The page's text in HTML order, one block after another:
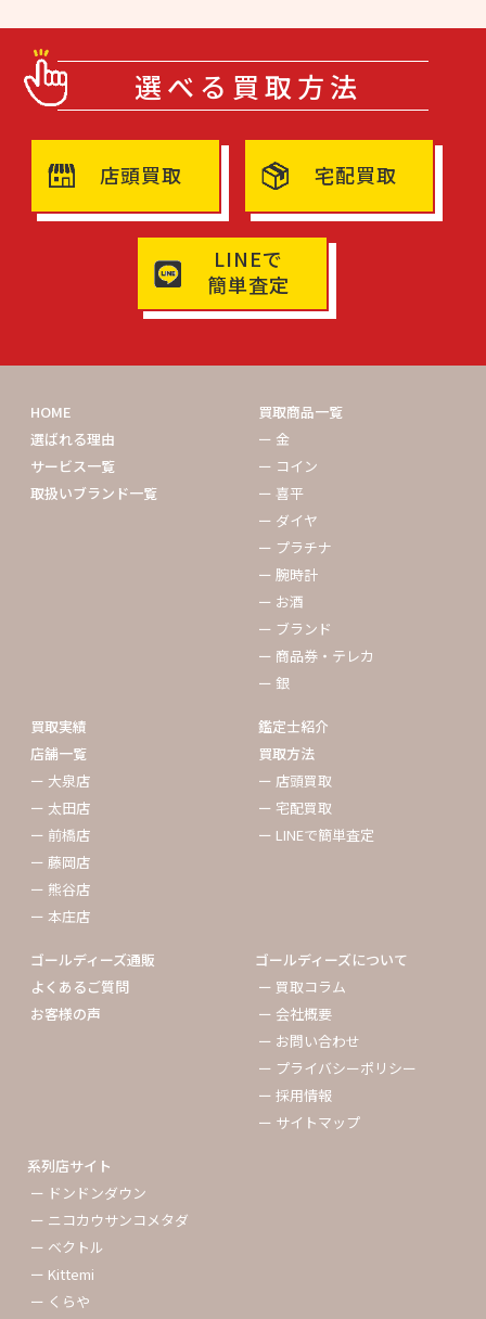
選べる買取方法
店頭買取 宅配買取
LINEで
簡単査定
HOME
選ばれる理由
サービス一覧
取扱いブランド一覧
買取商品一覧
ー 金
ー コイン
ー 喜平
ー ダイヤ
ー プラチナ
ー 腕時計
ー お酒
ー ブランド
ー 商品券・テレカ
ー 銀
買取実績
店舗一覧
ー 大泉店
ー 太田店
ー 前橋店
ー 藤岡店
ー 熊谷店
ー 本庄店
鑑定士紹介
買取方法
ー 店頭買取
ー 宅配買取
ー LINEで簡単査定
ゴールディーズ通販
よくあるご質問
お客様の声
ゴールディーズについて
ー 買取コラム
ー 会社概要
ー お問い合わせ
ー プライバシーポリシー
ー 採用情報
ー サイトマップ
系列店サイト
ー ドンドンダウン
ー ニコカウサンコメタダ
ー ベクトル
ー Kittemi
ー くらや